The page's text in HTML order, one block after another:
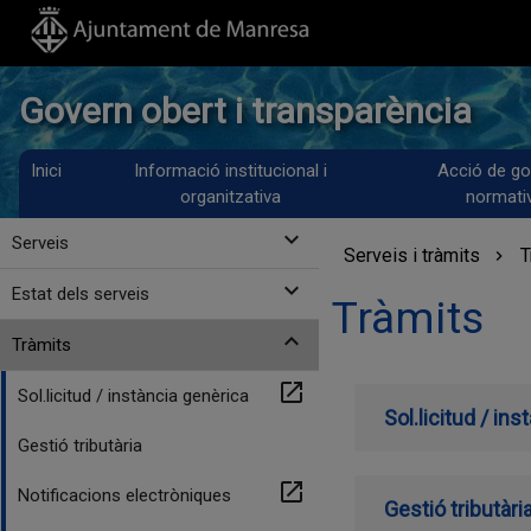
Govern obert i transparència
Inici
Informació institucional i
organitzativa
Acció de
Serveis expand_more
Estat dels serveis expand_more
Tràmits expand_more
Sol.licitud / instància genèrica open_in_new
Gestió tributària
Notificacions electròniques open_in_new
Serveis i tràmits
Tràmits
Sol.licitud /
Gestió